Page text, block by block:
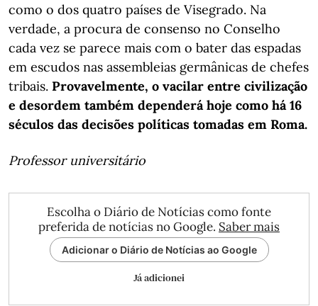
como o dos quatro países de Visegrado. Na
verdade, a procura de consenso no Conselho
cada vez se parece mais com o bater das espadas
em escudos nas assembleias germânicas de chefes
tribais. Provavelmente, o vacilar entre civilização
e desordem também dependerá hoje como há 16
séculos das decisões políticas tomadas em Roma.
Professor universitário
Escolha o Diário de Notícias como fonte
preferida de notícias no Google. Saber mais
Adicionar o Diário de Notícias ao Google
Já adicionei